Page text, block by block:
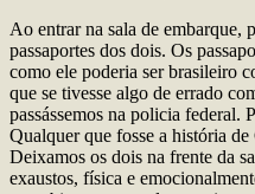
Ao entrar na sala de embarque,
passaportes dos dois. Os
como ele poderia ser brasileiro
que se tivesse algo de errado
passássemos na policia federal.
Qualquer que fosse a história
Deixamos os dois na frente da
exaustos, física e